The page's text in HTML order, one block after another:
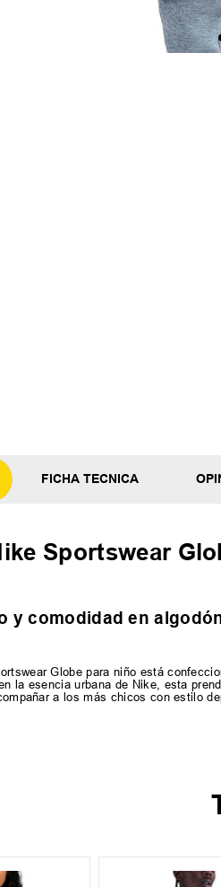
FICHA TECNICA
Sportswear
y comodidad en
Globe para niño está
la esencia urbana de Nike, esta
a los más chicos con estilo